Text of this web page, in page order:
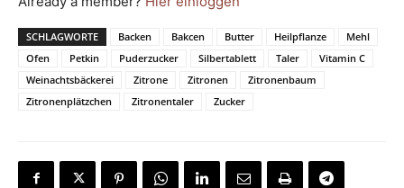
SCHLAGWORTE Backen Bakcen Butter Heilpflanze
Mehl
Ofen
Petkin Puderzucker Silbertablett Taler
Vitamin C
Weinachtsbäckerei
Zitrone Zitronen
Zitronenbaum
Zitronenplätzchen
Zitronentaler Zucker